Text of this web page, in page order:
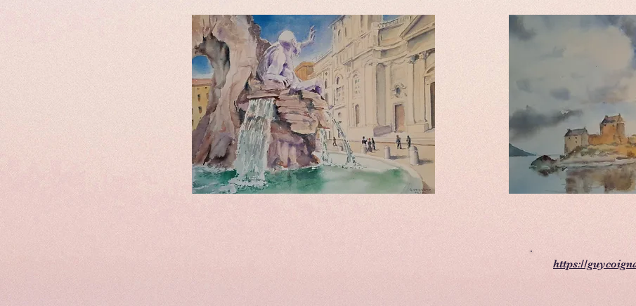
https://